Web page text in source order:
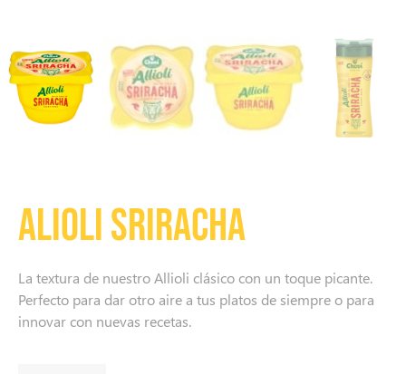
Alioli Sriracha
La textura de nuestro Allioli clásico con un toque picante.
Perfecto para dar otro aire a tus platos de siempre o para
innovar con nuevas recetas.